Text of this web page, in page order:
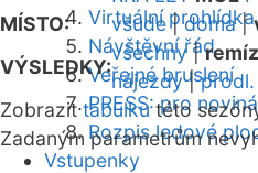
Virtuální prohlídka
Návštěvní řád
Veřejné bruslení
PRESS: pro
Rozpis ledové
Vstupenky
MÍSTO:
všude|doma|
VÝSLEDKY:
všechny|
nájezdy|prodl.
Zobrazittabulkutéto
Zadaným parametrům